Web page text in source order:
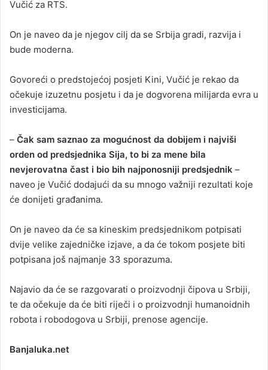
Vučić za RTS.
On je naveo da je njegov cilj da se Srbija gradi, razvija i
bude moderna.
Govoreći o predstojećoj posjeti Kini, Vučić je rekao da
očekuje izuzetnu posjetu i da je dogvorena milijarda evra u
investicijama.
– Čak sam saznao za mogućnost da dobijem i najviši
orden od predsjednika Sija, to bi za mene bila
nevjerovatna čast i bio bih najponosniji predsjednik –
naveo je Vučić dodajući da su mnogo važniji rezultati koje
će donijeti građanima.
On je naveo da će sa kineskim predsjednikom potpisati
dvije velike zajedničke izjave, a da će tokom posjete biti
potpisana još najmanje 33 sporazuma.
Najavio da će se razgovarati o proizvodnji čipova u Srbiji,
te da očekuje da će biti riječi i o proizvodnji humanoidnih
robota i robodogova u Srbiji, prenose agencije.
Banjaluka.net